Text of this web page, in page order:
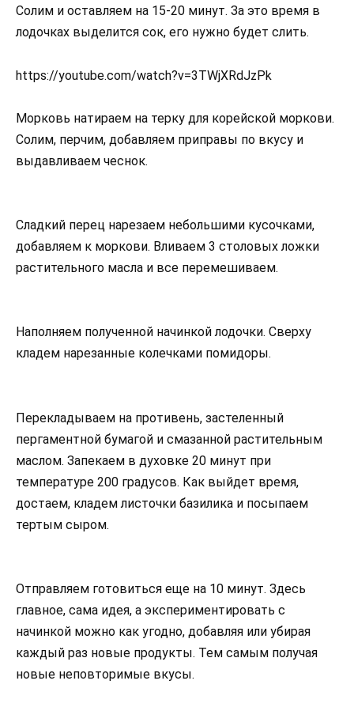
Солим и оставляем на 15-20 минут. За это время в
лодочках выделится сок, его нужно будет слить.
https://youtube.com/watch?v=3TWjXRdJzPk
Морковь натираем на терку для корейской моркови.
Солим, перчим, добавляем приправы по вкусу и
выдавливаем чеснок.
Сладкий перец нарезаем небольшими кусочками,
добавляем к моркови. Вливаем 3 столовых ложки
растительного масла и все перемешиваем.
Наполняем полученной начинкой лодочки. Сверху
кладем нарезанные колечками помидоры.
Перекладываем на противень, застеленный
пергаментной бумагой и смазанной растительным
маслом. Запекаем в духовке 20 минут при
температуре 200 градусов. Как выйдет время,
достаем, кладем листочки базилика и посыпаем
тертым сыром.
Отправляем готовиться еще на 10 минут. Здесь
главное, сама идея, а экспериментировать с
начинкой можно как угодно, добавляя или убирая
каждый раз новые продукты. Тем самым получая
новые неповторимые вкусы.